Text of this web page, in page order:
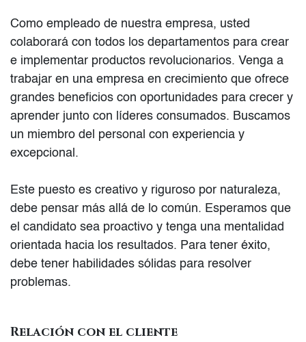
Como empleado de nuestra empresa, usted
colaborará con todos los departamentos para crear
e implementar productos revolucionarios. Venga a
trabajar en una empresa en crecimiento que ofrece
grandes beneficios con oportunidades para crecer y
aprender junto con líderes consumados. Buscamos
un miembro del personal con experiencia y
excepcional.
Este puesto es creativo y riguroso por naturaleza,
debe pensar más allá de lo común. Esperamos que
el candidato sea proactivo y tenga una mentalidad
orientada hacia los resultados. Para tener éxito,
debe tener habilidades sólidas para resolver
problemas.
Relación con el cliente